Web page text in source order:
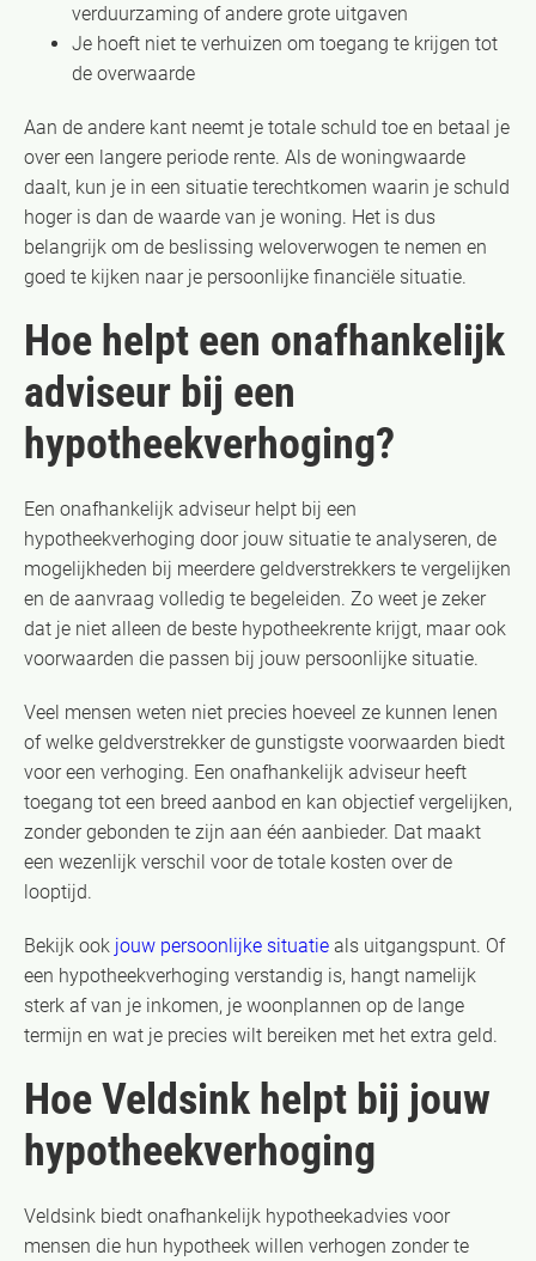
verduurzaming of andere grote uitgaven
Je hoeft niet te verhuizen om toegang te krijgen tot
de overwaarde
Aan de andere kant neemt je totale schuld toe en betaal je
over een langere periode rente. Als de woningwaarde
daalt, kun je in een situatie terechtkomen waarin je schuld
hoger is dan de waarde van je woning. Het is dus
belangrijk om de beslissing weloverwogen te nemen en
goed te kijken naar je persoonlijke financiële situatie.
Hoe helpt een onafhankelijk
adviseur bij een
hypotheekverhoging?
Een onafhankelijk adviseur helpt bij een
hypotheekverhoging door jouw situatie te analyseren, de
mogelijkheden bij meerdere geldverstrekkers te vergelijken
en de aanvraag volledig te begeleiden. Zo weet je zeker
dat je niet alleen de beste hypotheekrente krijgt, maar ook
voorwaarden die passen bij jouw persoonlijke situatie.
Veel mensen weten niet precies hoeveel ze kunnen lenen
of welke geldverstrekker de gunstigste voorwaarden biedt
voor een verhoging. Een onafhankelijk adviseur heeft
toegang tot een breed aanbod en kan objectief vergelijken,
zonder gebonden te zijn aan één aanbieder. Dat maakt
een wezenlijk verschil voor de totale kosten over de
looptijd.
Bekijk ook jouw persoonlijke situatie als uitgangspunt. Of
een hypotheekverhoging verstandig is, hangt namelijk
sterk af van je inkomen, je woonplannen op de lange
termijn en wat je precies wilt bereiken met het extra geld.
Hoe Veldsink helpt bij jouw
hypotheekverhoging
Veldsink biedt onafhankelijk hypotheekadvies voor
mensen die hun hypotheek willen verhogen zonder te